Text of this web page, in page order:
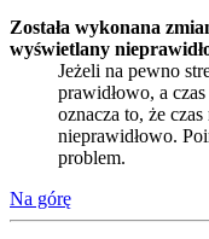
Została wykonana
wyświetlany
Jeżeli na pewno
prawidłowo, a
oznacza to, że
nieprawidłowo.
problem.
Na górę